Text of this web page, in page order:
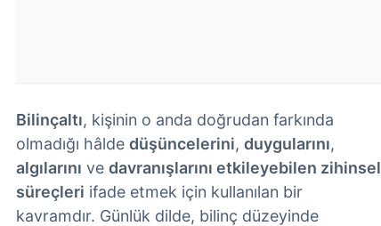
Bilinçaltı, kişinin o anda doğrudan farkında
olmadığı hâlde düşüncelerini, duygularını,
algılarını ve davranışlarını etkileyebilen zihinsel
süreçleri ifade etmek için kullanılan bir
kavramdır. Günlük dilde, bilinç düzeyinde